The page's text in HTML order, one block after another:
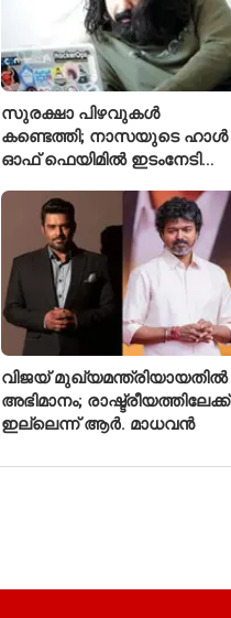
സുരക്ഷാ പിഴവുകൾ
കണ്ടെത്തി; നാസയുടെ ഹാൾ
ഓഫ് ഫെയിമിൽ ഇടംനേടി
വിജയ് മുഖ്യമന്ത്രിയായതിൽ
അഭിമാനം; രാഷ്ട്രീയത്തിലേക്ക്
ഇല്ലെന്ന് ആർ. മാധവൻ